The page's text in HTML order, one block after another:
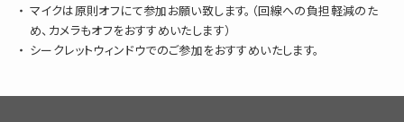
マイクは原則オフにて参加お願い致します。（回線への負担軽減のた
め、カメラもオフをおすすめいたします）
シークレットウィンドウでのご参加をおすすめいたします。